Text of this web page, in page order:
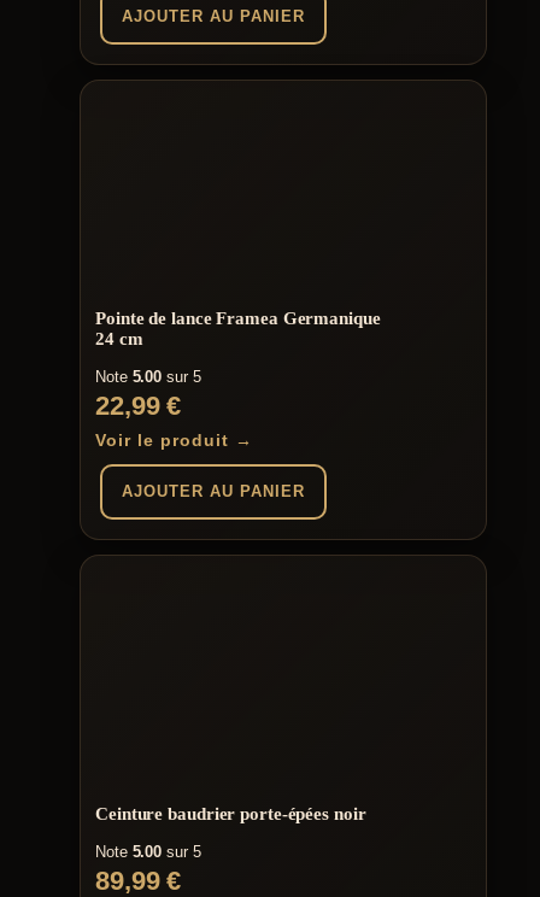
AJOUTER AU PANIER
Pointe de lance Framea Germanique
24 cm
Note 5.00 sur 5
22,99€
Voir le produit →
AJOUTER AU PANIER
Ceinture baudrier porte-épées noir
Note 5.00 sur 5
89,99€